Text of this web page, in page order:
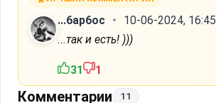
...6ap6oc
10-06-2024, 16:45
...так и есть! )))
31 1
Комментарии 11